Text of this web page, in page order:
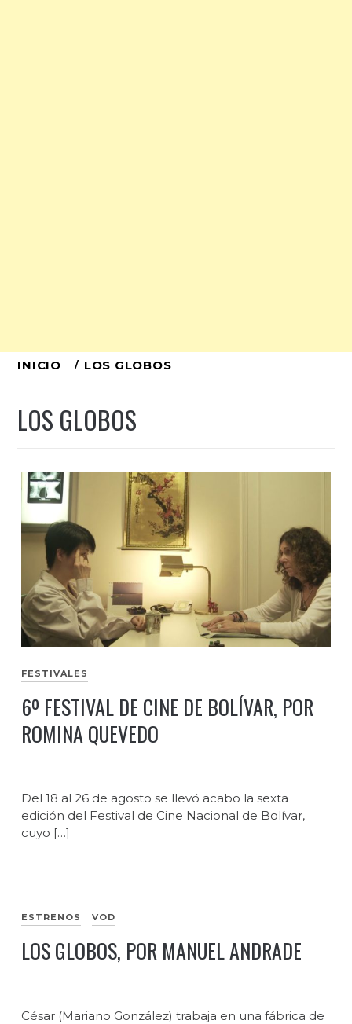
Ir
contenido
INICIO LOS GLOBOS
LOS GLOBOS
FESTIVALES
6º FESTIVAL DE CINE DE BOLÍVAR, POR
ROMINA QUEVEDO
Del 18 al 26 de agosto se llevó acabo la sexta
edición del Festival de Cine Nacional de Bolívar,
cuyo […]
ESTRENOS VOD
LOS GLOBOS, POR MANUEL ANDRADE
César (Mariano González) trabaja en una fábrica de